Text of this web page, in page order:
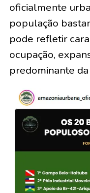
oficialmente
população
pode refletir
ocupação,
predominante da